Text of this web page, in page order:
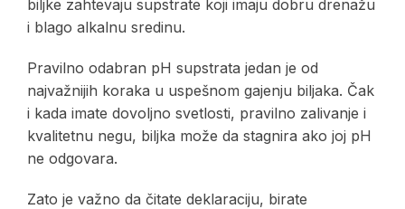
biljke zahtevaju supstrate koji imaju dobru drenažu
i blago alkalnu sredinu.
Pravilno odabran pH supstrata jedan je od
najvažnijih koraka u uspešnom gajenju biljaka. Čak
i kada imate dovoljno svetlosti, pravilno zalivanje i
kvalitetnu negu, biljka može da stagnira ako joj pH
ne odgovara.
Zato je važno da čitate deklaraciju, birate